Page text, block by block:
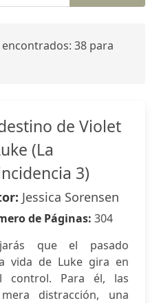
38 para
de Violet
(La
3)
Jessica Sorensen
de Páginas: 304
que el pasado
vida de Luke gira en
Para él, las
distracción, una